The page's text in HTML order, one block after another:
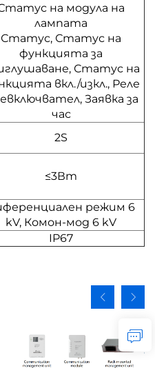
на модула на
лампата
Статус, Статус на
функцията за
Статус на
вкл./изкл., Реле
Заявка за
час
2S
≤3Вт
режим 6
kV, Комон-мод 6 kV
IP67